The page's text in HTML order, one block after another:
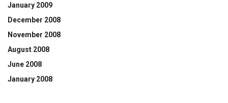
January 2009
December 2008
November 2008
August 2008
June 2008
January 2008